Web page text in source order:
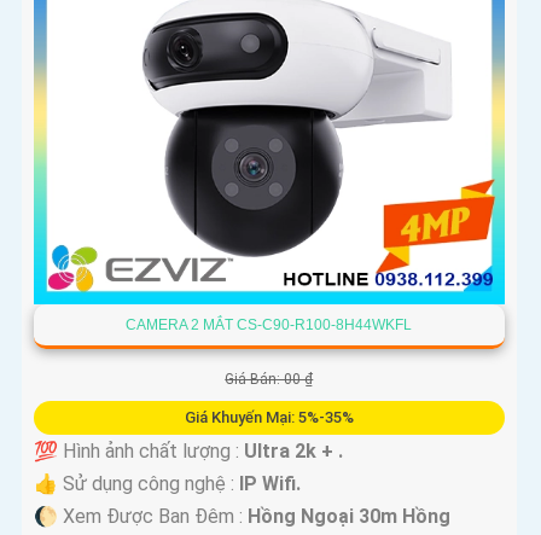
CAMERA 2 MẮT CS-C90-R100-8H44WKFL
Giá Bán: 00 ₫
Giá Khuyến Mại: 5%-35%
💯 Hình ảnh chất lượng : Ultra 2k + .
👍 Sử dụng công nghệ : IP Wifi.
🌔 Xem Được Ban Đêm : Hồng Ngoại 30m Hồng